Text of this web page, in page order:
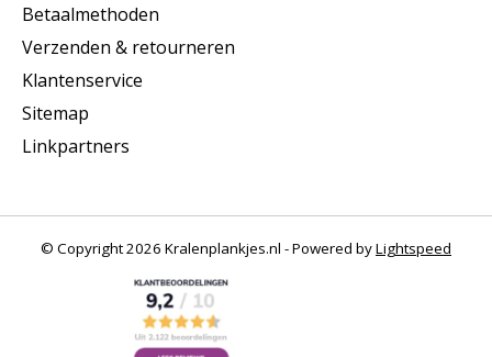
Betaalmethoden
Verzenden & retourneren
Klantenservice
Sitemap
Linkpartners
© Copyright 2026 Kralenplankjes.nl - Powered byLightspeed